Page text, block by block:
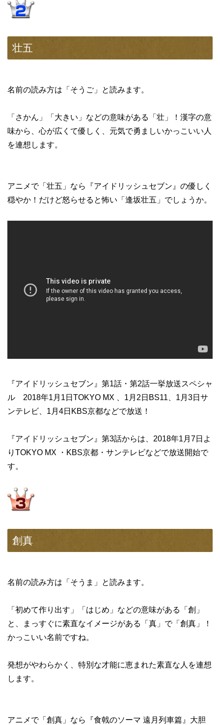
壮五
名前の読み方は「そうご」と読みます。
「さかん」「大きい」などの意味がある「壮」！漢字の意
味から、心が広くて優しく、元気で勇ましいかっこいい人
を連想します。
アニメで「壮五」なら『アイドリッシュセブン』の優しく
穏やか！だけど怒らせると怖い「逢坂壮五」でしょうか。
『アイドリッシュセブン』第1話・第2話一挙放送スペシャ
ル 2018年1月1日TOKYO MX 、1月2日BS11、1月3日サ
ンテレビ、1月4日KBS京都などで放送！
『アイドリッシュセブン』第3話からは、2018年1月7日よ
りTOKYO MX ・KBS京都・サンテレビなどで放送開始で
す。
創真
名前の読み方は「そうま」と読みます。
「初めて作り出す」「はじめ」などの意味がある「創」
と、まっすぐに素直なイメージがある「真」で「創真」！
かっこいい名前ですね。
発想がやわらかく、特別な才能に恵まれた素直な人を連想
します。
アニメで「創真」なら『食戟のソーマ 遠月列車篇』大胆